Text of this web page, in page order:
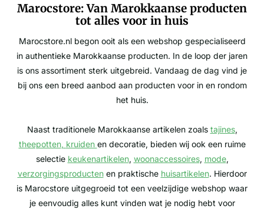
Marocstore: Van Marokkaanse producten
tot alles voor in huis
Marocstore.nl begon ooit als een webshop gespecialiseerd
in authentieke Marokkaanse producten. In de loop der jaren
is ons assortiment sterk uitgebreid. Vandaag de dag vind je
bij ons een breed aanbod aan producten voor in en rondom
het huis.
Naast traditionele Marokkaanse artikelen zoals tajines,
theepotten, kruiden en decoratie, bieden wij ook een ruime
selectie keukenartikelen, woonaccessoires, mode,
verzorgingsproductenen praktische huisartikelen. Hierdoor
is Marocstore uitgegroeid tot een veelzijdige webshop waar
je eenvoudig alles kunt vinden wat je nodig hebt voor